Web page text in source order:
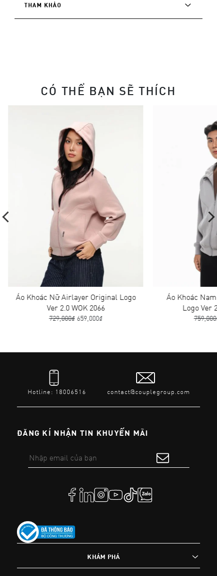
THAM KHẢO
CÓ THỂ BẠN SẼ THÍCH
Áo Khoác Nữ Airlayer Original Logo
Ver 2.0 WOK 2066
729,000₫ 659,000₫
Áo Khoác
Logo Ver
759,000₫
Hotline: 18006516 contact@couplegroup.com
ĐĂNG KÍ NHẬN TIN KHUYẾN MÃI
KHÁM PHÁ